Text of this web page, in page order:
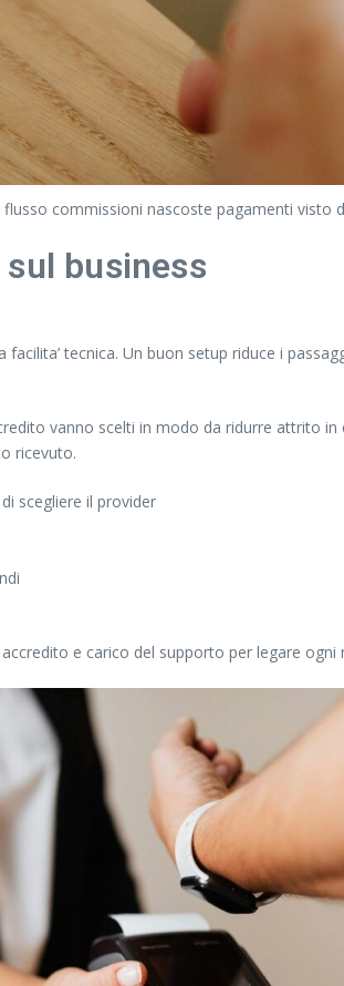
commissioni nascoste pagamenti visto
business
tecnica. Un buon setup riduce i
vanno scelti in modo da ridurre attrito
ricevuto.
scegliere il provider
e carico del supporto per legare